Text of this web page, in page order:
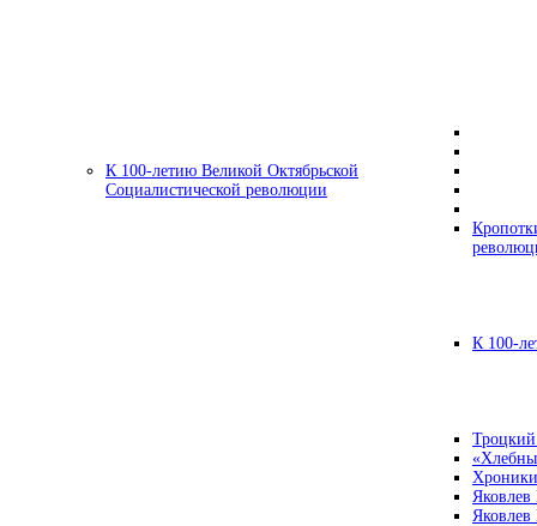
К 100-летию Великой Октябрьской
Социалистической революции
К 100-